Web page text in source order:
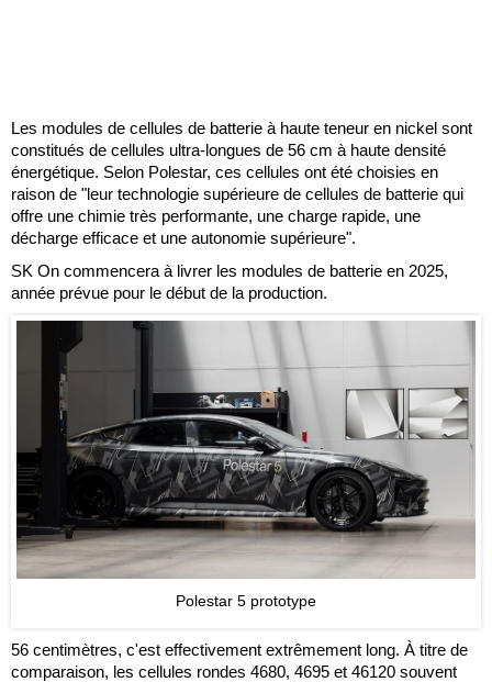
Les modules de cellules de batterie à haute teneur en nickel sont
constitués de cellules ultra-longues de 56 cm à haute densité
énergétique. Selon Polestar, ces cellules ont été choisies en
raison de "leur technologie supérieure de cellules de batterie qui
offre une chimie très performante, une charge rapide, une
décharge efficace et une autonomie supérieure".
SK On commencera à livrer les modules de batterie en 2025,
année prévue pour le début de la production.
Polestar 5 prototype
56 centimètres, c'est effectivement extrêmement long. À titre de
comparaison, les cellules rondes 4680, 4695 et 46120 souvent